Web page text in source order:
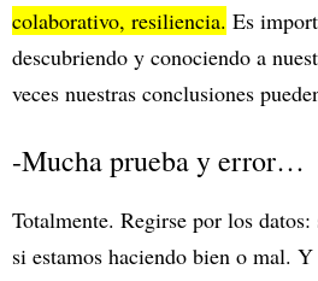
colaborativo, resiliencia. Es
descubriendo y conociendo a
veces nuestras conclusiones
-Mucha prueba y error…
Totalmente. Regirse por los
si estamos haciendo bien o mal.